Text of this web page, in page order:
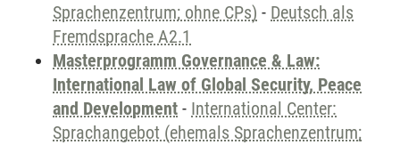
Sprachenzentrum; ohne CPs) - Deutsch als
Fremdsprache A2.1
Masterprogramm Governance & Law:
International Law of Global Security, Peace
and Development - International Center:
Sprachangebot (ehemals Sprachenzentrum;